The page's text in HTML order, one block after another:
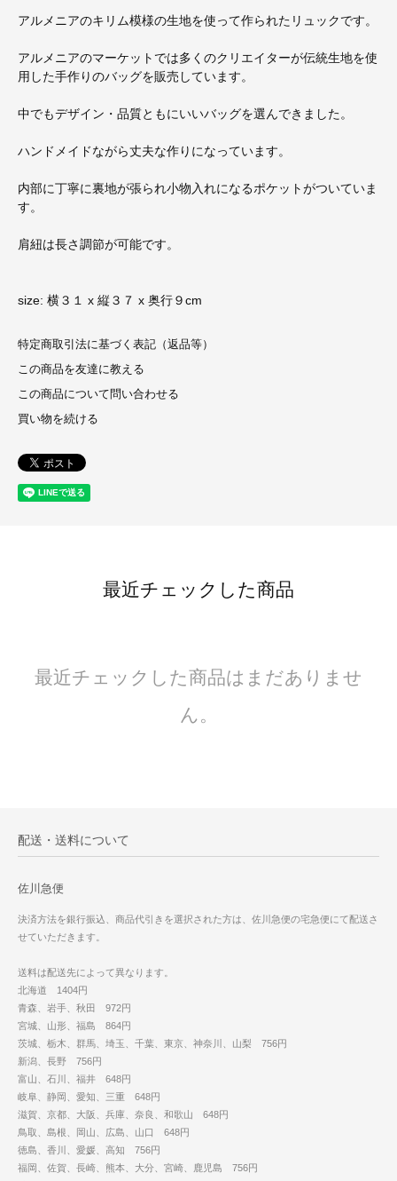
アルメニアのキリム模様の生地を使って作られたリュックです。
アルメニアのマーケットでは多くのクリエイターが伝統生地を使
用した手作りのバッグを販売しています。
中でもデザイン・品質ともにいいバッグを選んできました。
ハンドメイドながら丈夫な作りになっています。
内部に丁寧に裏地が張られ小物入れになるポケットがついていま
す。
肩紐は長さ調節が可能です。
size: 横３１ x 縦３７ x 奥行９cm
特定商取引法に基づく表記（返品等）
この商品を友達に教える
この商品について問い合わせる
買い物を続ける
最近チェックした商品
最近チェックした商品はまだありませ
ん。
配送・送料について
佐川急便
決済方法を銀行振込、商品代引きを選択された方は、佐川急便の宅急便にて配送さ
せていただきます。
送料は配送先によって異なります。
北海道 1404円
青森、岩手、秋田 972円
宮城、山形、福島 864円
茨城、栃木、群馬、埼玉、千葉、東京、神奈川、山梨 756円
新潟、長野 756円
富山、石川、福井 648円
岐阜、静岡、愛知、三重 648円
滋賀、京都、大阪、兵庫、奈良、和歌山 648円
鳥取、島根、岡山、広島、山口 648円
徳島、香川、愛媛、高知 756円
福岡、佐賀、長崎、熊本、大分、宮崎、鹿児島 756円